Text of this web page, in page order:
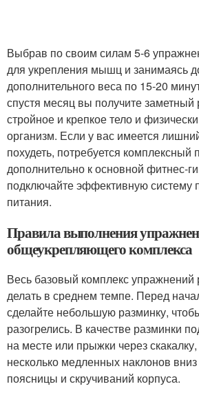
Выбрав по своим силам 5-6
для укрепления мышц и занимаясь
дополнительного веса по 15-20
спустя месяц вы получите заметный
стройное и крепкое тело и
организм. Если у вас имеется
похудеть, потребуется комплексный
дополнительно к основной фитнес-
подключайте эффективную систему
питания.
Правила выполнения
общеукрепляющего комплекса
Весь базовый комплекс упражнений
делать в среднем темпе. Перед
сделайте небольшую разминку,
разогрелись. В качестве разминки
на месте или прыжки через
несколько медленных наклонов
поясницы и скручиваний корпуса.